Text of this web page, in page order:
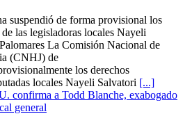
suspendió de forma provisional los
las legisladoras locales Nayeli
La Comisión Nacional de
(CNHJ) de
los derechos
locales Nayeli Salvatori [...]